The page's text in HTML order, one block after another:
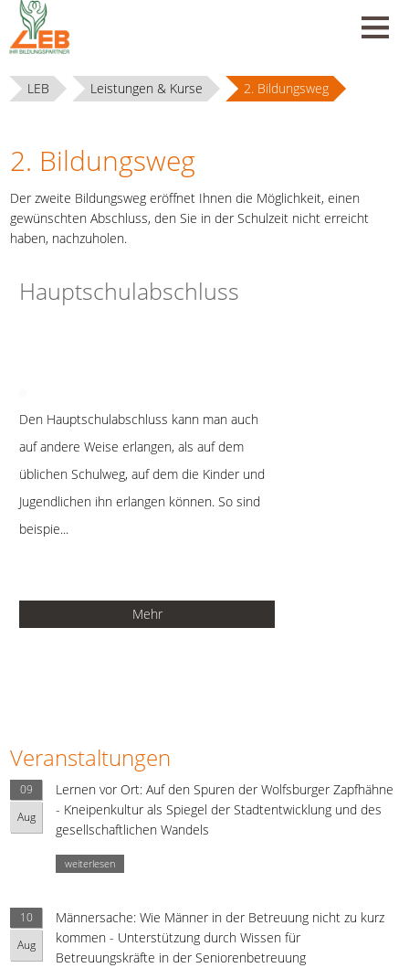
LEB Leistungen & Kurse 2. Bildungsweg
2. Bildungsweg
Der zweite Bildungsweg eröffnet Ihnen die Möglichkeit, einen
gewünschten Abschluss, den Sie in der Schulzeit nicht erreicht
haben, nachzuholen.
Hauptschulabschluss
Den Hauptschulabschluss kann man auch
auf andere Weise erlangen, als auf dem
üblichen Schulweg, auf dem die Kinder und
Jugendlichen ihn erlangen können. So sind
beispie...
Mehr
Veranstaltungen
09
Aug
Lernen vor Ort: Auf den Spuren der Wolfsburger Zapfhähne
- Kneipenkultur als Spiegel der Stadtentwicklung und des
gesellschaftlichen Wandels
weiterlesen
10
Aug
Männersache: Wie Männer in der Betreuung nicht zu kurz
kommen - Unterstützung durch Wissen für
Betreuungskräfte in der Seniorenbetreuung